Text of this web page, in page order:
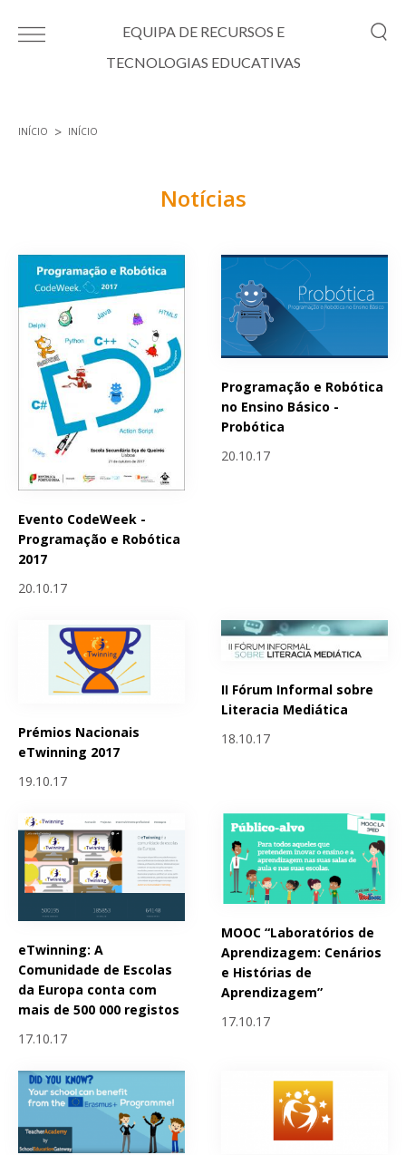
EQUIPA DE RECURSOS E
TECNOLOGIAS EDUCATIVAS
INÍCIO INÍCIO
Notícias
Evento CodeWeek -
Programação e Robótica
2017
20.10.17
Programação e Robótica
no Ensino Básico -
Probótica
20.10.17
Prémios Nacionais
eTwinning 2017
19.10.17
II Fórum Informal sobre
Literacia Mediática
18.10.17
eTwinning: A
Comunidade de Escolas
da Europa conta com
mais de 500 000 registos
17.10.17
MOOC “Laboratórios de
Aprendizagem: Cenários
e Histórias de
Aprendizagem”
17.10.17
Páginas